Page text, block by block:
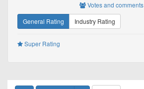
Votes and comments
General Rating
Industry Rating
Super Rating